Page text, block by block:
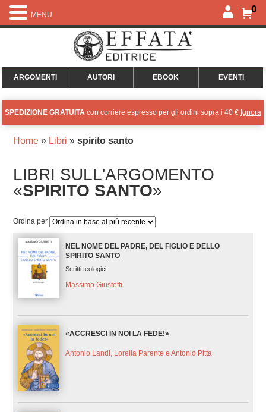
0
ARGOMENTI AUTORI EBOOK EVENTI
SPEDIZIONE GRATUITA con corriere espresso per gli ordini sopra i 40 € Ignora
Home» Libri » spirito santo
LIBRI SULL'ARGOMENTO
«SPIRITO SANTO»
Ordina per
NEL NOME DEL PADRE, DEL FIGLIO E DELLO
SPIRITO SANTO
Scritti teologici
Massimo Giustetti
«ACCRESCI IN NOI LA FEDE!»
Antonio Landi, Lorella Parente e Antonio Pitta
MENU